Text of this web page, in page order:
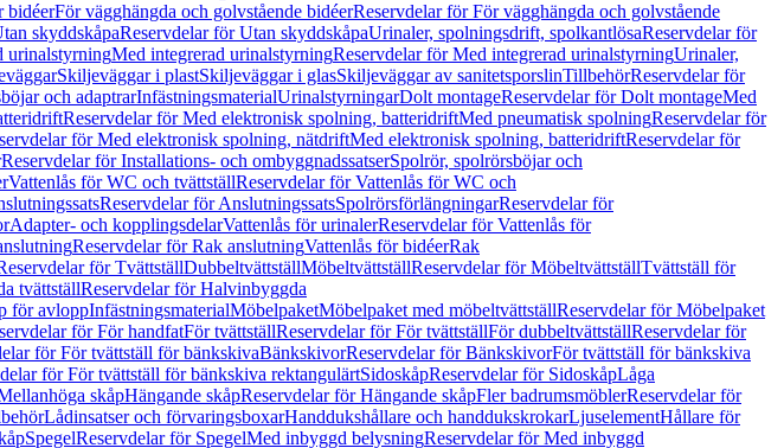
bidéerFör vägghängda och golvstående bidéerReservdelar för För vägghängda och golvstående
skyddskåpaReservdelar för Utan skyddskåpaUrinaler, spolningsdrift, spolkantlösaReservdelar för
urinalstyrningMed integrerad urinalstyrningReservdelar för Med integrerad urinalstyrningUrinaler,
Skiljeväggar i plastSkiljeväggar i glasSkiljeväggar av sanitetsporslinTillbehörReservdelar för
och adaptrarInfästningsmaterialUrinalstyrningarDolt montageReservdelar för Dolt montageMed
Reservdelar för Med elektronisk spolning, batteridriftMed pneumatisk spolningReservdelar för
för Med elektronisk spolning, nätdriftMed elektronisk spolning, batteridriftReservdelar för
Reservdelar för Installations- och ombyggnadssatserSpolrör, spolrörsböjar och
Vattenlås för WC och tvättställReservdelar för Vattenlås för WC och
Reservdelar för AnslutningssatsSpolrörsförlängningarReservdelar för
Adapter- och kopplingsdelarVattenlås för urinalerReservdelar för Vattenlås för
Reservdelar för Rak anslutningVattenlås för bidéerRak
för TvättställDubbeltvättställMöbeltvättställReservdelar för MöbeltvättställTvättställ för
tvättställReservdelar för Halvinbyggda
för avloppInfästningsmaterialMöbelpaketMöbelpaket med möbeltvättställReservdelar för Möbelpaket
för För handfatFör tvättställReservdelar för För tvättställFör dubbeltvättställReservdelar för
för För tvättställ för bänkskivaBänkskivorReservdelar för BänkskivorFör tvättställ för bänkskiva
för För tvättställ för bänkskiva rektangulärtSidoskåpReservdelar för SidoskåpLåga
skåpHängande skåpReservdelar för Hängande skåpFler badrumsmöblerReservdelar för
Lådinsatser och förvaringsboxarHanddukshållare och handdukskrokarLjuselementHållare för
SpegelReservdelar för SpegelMed inbyggd belysningReservdelar för Med inbyggd